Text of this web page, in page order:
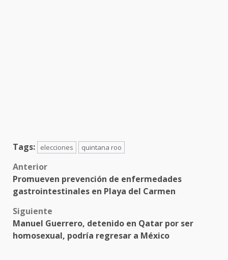
Tags: elecciones quintana roo
Post
navigation
Anterior
Promueven prevención de enfermedades
gastrointestinales en Playa del Carmen
Siguiente
Manuel Guerrero, detenido en Qatar por ser
homosexual, podría regresar a México